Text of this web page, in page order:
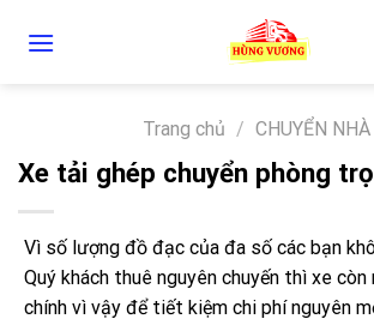
Trang chủ / CHUYỂN NHÀ
Xe tải ghép chuyển phòng
Vì số lượng đồ đạc của đa số các bạn
Quý khách thuê nguyên chuyến thì xe còn
chính vì vậy để tiết kiệm chi phí nguyên